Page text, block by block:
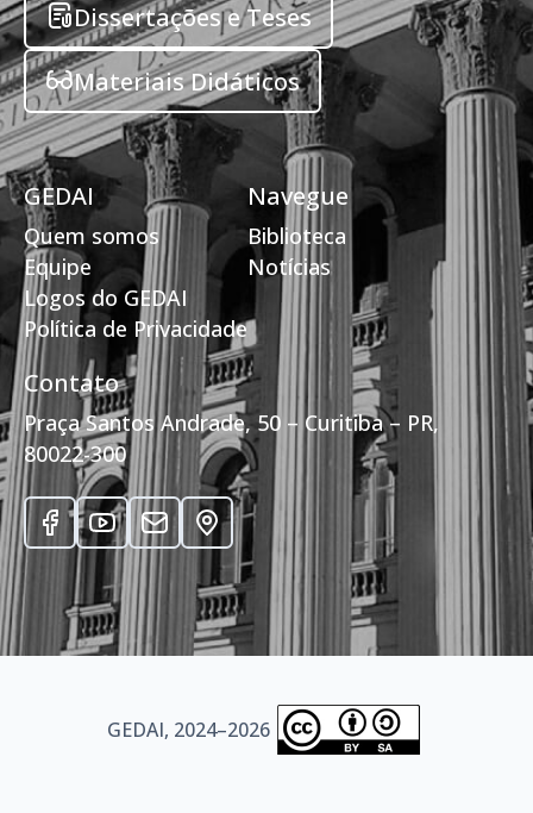
Dissertações e Teses
Materiais Didáticos
GEDAI
Quem somos
Equipe
Logos do GEDAI
Política de Privacidade
Navegue
Biblioteca
Notícias
Contato
Praça Santos Andrade, 50 – Curitiba – PR,
80022-300
GEDAI, 2024–2026